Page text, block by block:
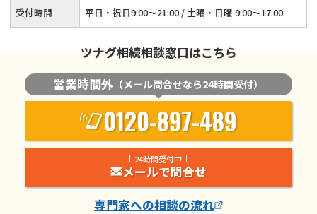
受付時間 平日・祝日9:00～21:00 / 土曜・日曜 9:00～17:00
ツナグ相続相談窓口はこちら
営業時間外 （メール問合せなら24時間受付）
0120-897-489
24時間受付中
メールで問合せ
専門家への相談の流れ